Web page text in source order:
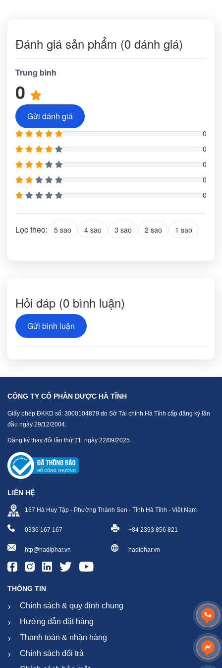
Đánh giá sản phẩm (0 đánh giá)
Trung bình
0
Gửi đánh giá
0
0
0
0
0
Lọc theo: 5 sao 4 sao 3 sao 2 sao 1 sao
Hỏi đáp (0 bình luận)
Gửi bình luận
CÔNG TY CỔ PHẦN DƯỢC HÀ TĨNH
Giấy phép ĐKKD số: 3000104879 do Sở Tài chính Hà Tĩnh cấp đăng ký lần
đầu ngày 29/12/2004.
Đăng ký thay đổi lần thứ 21, ngày 22/09/2025.
LIÊN HỆ
167 Hà Huy Tập - Phường Thành Sen - Tỉnh Hà Tĩnh - Việt Nam
0336 167 167 +84 2393 856 821
htp@hadiphar.vn hadiphar.vn
THÔNG TIN
Chính sách & quy định chung
Hướng dẫn đặt hàng
Thanh toán & nhận hàng
Chính sách đổi trả